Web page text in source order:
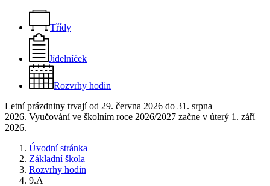
Třídy
Jídelníček
Rozvrhy hodin
Letní prázdniny trvají od 29. června 2026 do 31. srpna
2026. Vyučování ve školním roce 2026/2027 začne v úterý 1. září
2026.
Úvodní stránka
Základní škola
Rozvrhy hodin
9.A